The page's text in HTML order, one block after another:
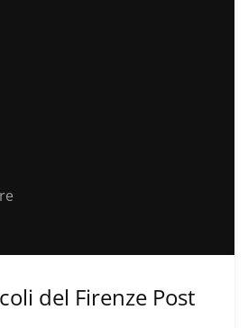
del Firenze Post